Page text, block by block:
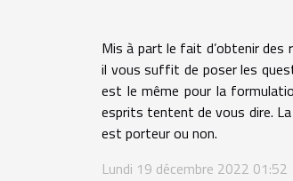
Mis à part le fait d’obtenir des
il vous suffit de poser les
est le même pour la
esprits tentent de vous dire.
est porteur ou non.
Lundi 19 décembre 2022 01:52